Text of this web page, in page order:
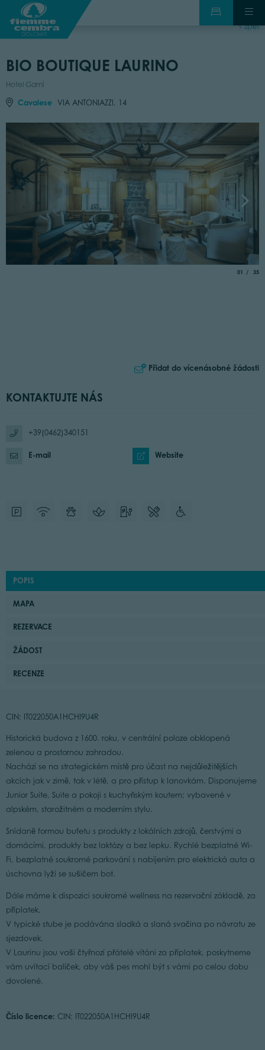
zpět
BIO BOUTIQUE LAURINO
Hotel Garnì
Cavalese VIA ANTONIAZZI, 14
01 of
35
Přidat do vícenásobné žádosti
KONTAKTUJTE NÁS
+39(0462)340151
E-mail Website
POPIS
MAPA
REZERVACE
ŽÁDOST
RECENZE
CIN: IT022050A1HCHI9U4R
Historická budova z 1600. roku, v centrální poloze obklopená
zelenou a prostornou zahradou.
Nachází se na strategickém místě pro účast na nejdůležitějších
akcích jak v zimě, tak v létě, a pro přístup k lanovkám. Disponujeme
Junior Suite, Suite a pokoji s kuchyňským koutem; vybavené v
alpském, starožitném a moderním stylu.
Snídaně formou bufetu s produkty z lokálních zdrojů, čerstvými a
domácími, produkty bez laktózy a bez lepku. Rychlé bezplatné Wi-
Fi, bezplatné soukromé parkování s nabíjením pro elektrická auta a
úschovna lyží se sušičem bot.
Dále máme k dispozici soukromé wellness na rezervační základě, za
příplatek.
V typické stube je podávána sladká a slaná svačina po návratu ze
sjezdovek.
V Laurinu jsou vaši čtyřnozí přátelé vítáni za příplatek, poskytneme
vám uvítací balíček, aby váš pes mohl být s vámi po celou dobu
dovolené.
Číslo licence: CIN: IT022050A1HCHI9U4R